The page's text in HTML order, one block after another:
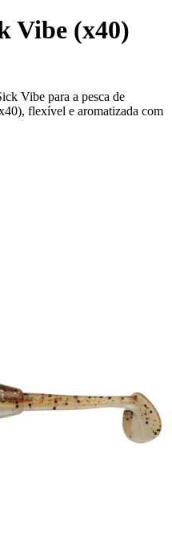
Vibe (x40)
Vibe para a pesca de
flexível e aromatizada com